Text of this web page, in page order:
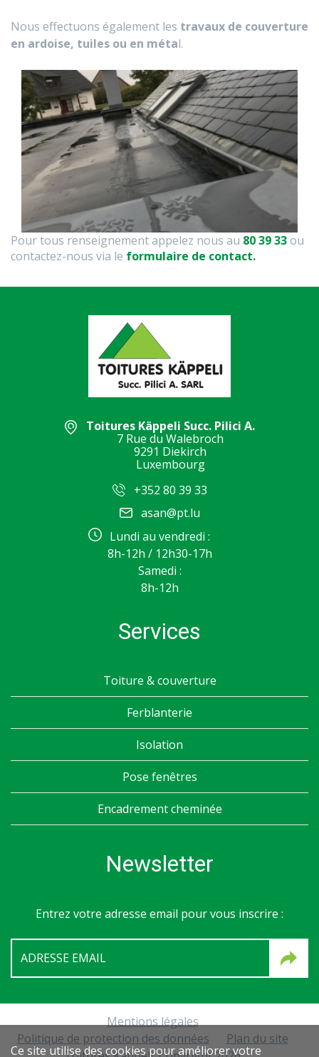
Nous effectuons également les travaux de couverture
en ardoise, tuiles ou en métal.
Pour tous renseignement appelez nous au 80 39 33ou
contactez-nous via le formulaire de contact.
Toitures Käppeli Succ. Pilici A.
7 Rue du Walebroch
9291 Diekirch
Luxembourg
+352 80 39 33
asan@pt.lu
Lundi au vendredi :
8h-12h / 12h30-17h
Samedi :
8h-12h
Services
Toiture & couverture
Ferblanterie
Isolation
Pose fenêtres
Encadrement cheminée
Newsletter
Entrez votre adresse email pour vous inscrire :
Mentions légales
Politique de protection des données
Plan du site
Ce site utilise des cookies pour améliorer votre